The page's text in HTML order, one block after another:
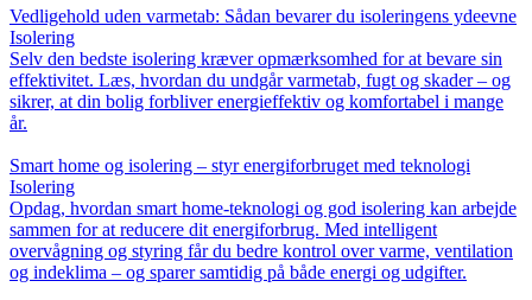
Vedligehold uden varmetab: Sådan bevarer du isoleringens ydeevne
Isolering
Selv den bedste isolering kræver opmærksomhed for at bevare sin
effektivitet. Læs, hvordan du undgår varmetab, fugt og skader – og
sikrer, at din bolig forbliver energieffektiv og komfortabel i mange
år.
Smart home og isolering – styr energiforbruget med teknologi
Isolering
Opdag, hvordan smart home-teknologi og god isolering kan arbejde
sammen for at reducere dit energiforbrug. Med intelligent
overvågning og styring får du bedre kontrol over varme, ventilation
og indeklima – og sparer samtidig på både energi og udgifter.